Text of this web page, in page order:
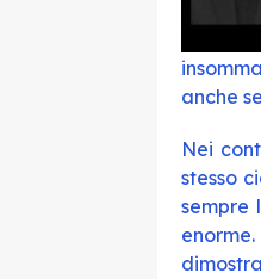
anche
Nei
stesso
sempre